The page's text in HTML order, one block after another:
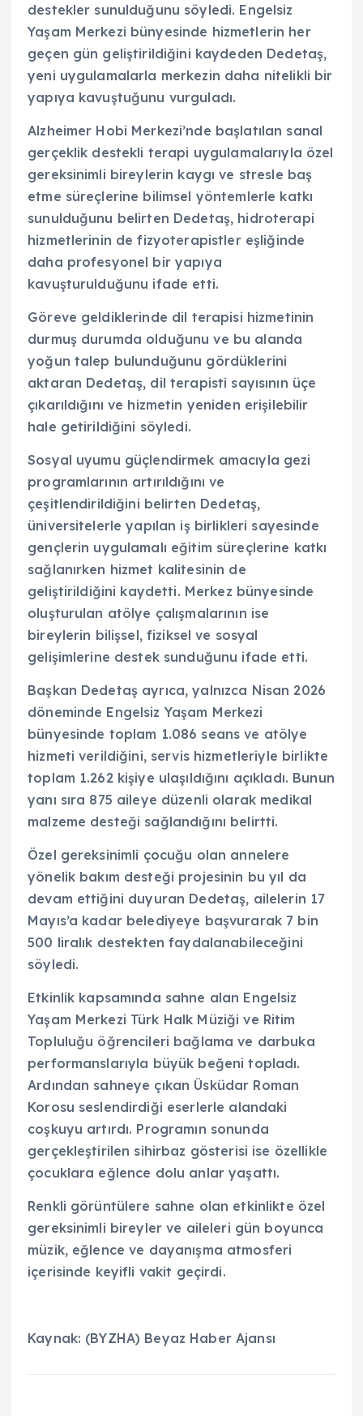
destekler sunulduğunu söyledi. Engelsiz
Yaşam Merkezi bünyesinde hizmetlerin her
geçen gün geliştirildiğini kaydeden Dedetaş,
yeni uygulamalarla merkezin daha nitelikli bir
yapıya kavuştuğunu vurguladı.
Alzheimer Hobi Merkezi’nde başlatılan sanal
gerçeklik destekli terapi uygulamalarıyla özel
gereksinimli bireylerin kaygı ve stresle baş
etme süreçlerine bilimsel yöntemlerle katkı
sunulduğunu belirten Dedetaş, hidroterapi
hizmetlerinin de fizyoterapistler eşliğinde
daha profesyonel bir yapıya
kavuşturulduğunu ifade etti.
Göreve geldiklerinde dil terapisi hizmetinin
durmuş durumda olduğunu ve bu alanda
yoğun talep bulunduğunu gördüklerini
aktaran Dedetaş, dil terapisti sayısının üçe
çıkarıldığını ve hizmetin yeniden erişilebilir
hale getirildiğini söyledi.
Sosyal uyumu güçlendirmek amacıyla gezi
programlarının artırıldığını ve
çeşitlendirildiğini belirten Dedetaş,
üniversitelerle yapılan iş birlikleri sayesinde
gençlerin uygulamalı eğitim süreçlerine katkı
sağlanırken hizmet kalitesinin de
geliştirildiğini kaydetti. Merkez bünyesinde
oluşturulan atölye çalışmalarının ise
bireylerin bilişsel, fiziksel ve sosyal
gelişimlerine destek sunduğunu ifade etti.
Başkan Dedetaş ayrıca, yalnızca Nisan 2026
döneminde Engelsiz Yaşam Merkezi
bünyesinde toplam 1.086 seans ve atölye
hizmeti verildiğini, servis hizmetleriyle birlikte
toplam 1.262 kişiye ulaşıldığını açıkladı. Bunun
yanı sıra 875 aileye düzenli olarak medikal
malzeme desteği sağlandığını belirtti.
Özel gereksinimli çocuğu olan annelere
yönelik bakım desteği projesinin bu yıl da
devam ettiğini duyuran Dedetaş, ailelerin 17
Mayıs’a kadar belediyeye başvurarak 7 bin
500 liralık destekten faydalanabileceğini
söyledi.
Etkinlik kapsamında sahne alan Engelsiz
Yaşam Merkezi Türk Halk Müziği ve Ritim
Topluluğu öğrencileri bağlama ve darbuka
performanslarıyla büyük beğeni topladı.
Ardından sahneye çıkan Üsküdar Roman
Korosu seslendirdiği eserlerle alandaki
coşkuyu artırdı. Programın sonunda
gerçekleştirilen sihirbaz gösterisi ise özellikle
çocuklara eğlence dolu anlar yaşattı.
Renkli görüntülere sahne olan etkinlikte özel
gereksinimli bireyler ve aileleri gün boyunca
müzik, eğlence ve dayanışma atmosferi
içerisinde keyifli vakit geçirdi.
Kaynak: (BYZHA) Beyaz Haber Ajansı